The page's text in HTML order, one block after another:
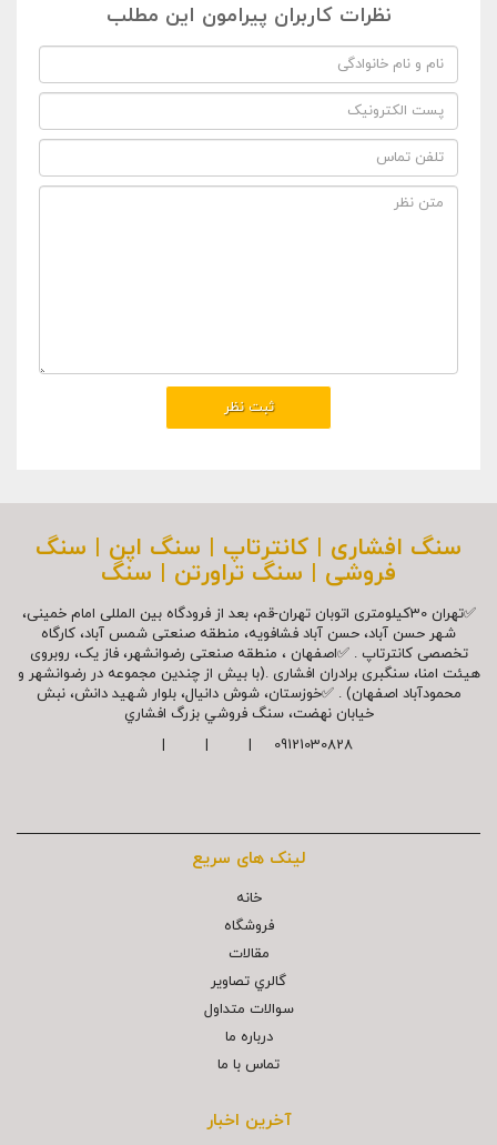
نظرات کاربران پیرامون این مطلب
سنگ افشاری | کانترتاپ | سنگ اپن | سنگ
فروشی | سنگ تراورتن | سنگ
✅تهران 30کیلومتری اتوبان تهران-قم، بعد از فرودگاه بین المللی امام خمینی،
شهر حسن آباد، حسن آباد فشافویه، منطقه صنعتی شمس آباد، کارگاه
تخصصی کانترتاپ . ✅اصفهان ، منطقه صنعتی رضوانشهر، فاز یک، روبروی
هیئت امنا، سنگبری برادران افشاری .(با بیش از چندین مجموعه در رضوانشهر و
محمودآباد اصفهان) . ✅خوزستان، شوش دانیال، بلوار شهيد دانش، نبش
خیابان نهضت، سنگ فروشي بزرگ افشاري
09121030828 | | |
لینک های سریع
خانه
فروشگاه
مقالات
گالري تصاوير
سوالات متداول
درباره ما
تماس با ما
آخرین اخبار